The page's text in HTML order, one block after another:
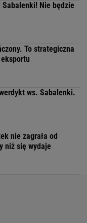
Sabalenki! Nie będzie
To strategiczna
ws. Sabalenki.
nie zagrała od
niż się wydaje